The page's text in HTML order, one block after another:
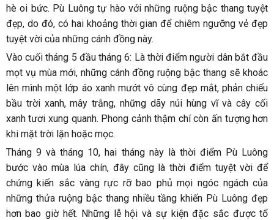
hè oi bức. Pù Luông tự hào với những ruộng bậc thang tuyệt
đẹp, do đó, có hai khoảng thời gian để chiêm ngưỡng vẻ đẹp
tuyệt vời của những cánh đồng này.
Vào cuối tháng 5 đầu tháng 6: Là thời điểm người dân bắt đầu
mọt vụ mùa mới, những cánh đồng ruộng bậc thang sẽ khoác
lên mình một lớp áo xanh mướt vô cùng đẹp mắt, phản chiếu
bầu trời xanh, mây trắng, những dãy núi hùng vĩ và cây cối
xanh tươi xung quanh. Phong cảnh thậm chí còn ấn tượng hơn
khi mặt trời lặn hoặc mọc.
Tháng 9 và tháng 10, hai tháng này là thời điểm Pù Luông
bước vào mùa lúa chín, đây cũng là thời điểm tuyệt vời để
chứng kiến sắc vàng rực rỡ bao phủ mọi ngóc ngách của
những thửa ruộng bậc thang nhiều tầng khiến Pù Luông đẹp
hơn bao giờ hết. Những lễ hội và sự kiện đặc sắc được tổ